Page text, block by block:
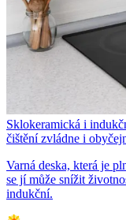
Sklokeramická i
čištění zvládne i
Varná deska, která je
se jí může snížit
indukční.